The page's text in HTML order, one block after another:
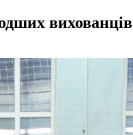
вихованців